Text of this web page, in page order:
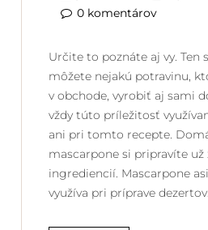
0 komentárov
Určite to poznáte aj vy. Ten
môžete nejakú potravinu,
v obchode, vyrobiť aj sami
vždy túto príležitosť
ani pri tomto recepte.
mascarpone si pripravíte už
ingrediencií. Mascarpone
využíva pri príprave dezertov.